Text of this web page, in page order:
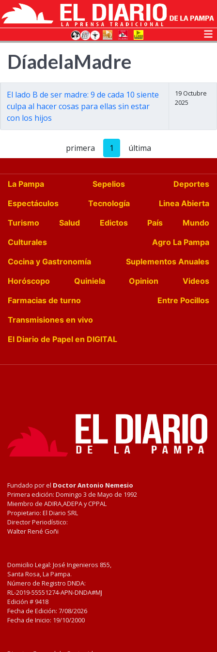
DíadelaMadre
El lado B de ser madre: 9 de cada 10 siente
culpa al hacer cosas para ellas sin estar
con los hijos
19 Octubre
2025
primera 1 última
La Pampa Sepelios
Deportes
Espectáculos
Tecnología
Linea Abierta
Turismo
Salud Edictos País
Mundo
Culturales
Agro La Pampa
Cocina y Gastronomía
Suplementos Anuales
Horóscopo
Quiniela Opinion
Videos
Farmacias de turno
Entre Pocillos
Transmisiones en vivo
El Diario de Papel en DIGITAL
Fundado por el Doctor Antonio Nemesio
Primera edición: Domingo 3 de Mayo de 1992
Miembro de ADIRA,ADEPA y CPPAL
Propietario: El Diario SRL
Director Periodístico:
Walter René Goñi
Domicilio Legal: José Ingenieros 855,
Santa Rosa, La Pampa.
Número de Registro DNDA:
RL-2019-55551274-APN-DNDA#MJ
Edición # 9418
Fecha de Edición: 7/08/2026
Fecha de Inicio: 19/10/2000